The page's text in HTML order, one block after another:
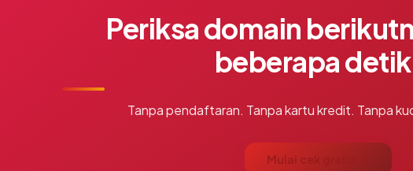
Periksa domain
beberapa
Tanpa pendaftaran. Tanpa kartu kredit. Tanpa
Mulai cek gratis →